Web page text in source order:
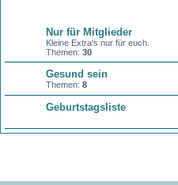
Nur für Mitglieder
Kleine Extra's nur für euch.
Themen: 30
Gesund sein
Themen: 8
Geburtstagsliste